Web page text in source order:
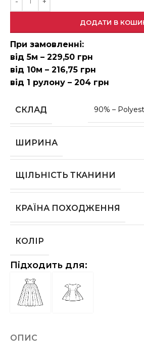
ДОДАТИ В
При замовленні:
від 5м – 229,50 грн
від 10м – 216,75 грн
від 1 рулону – 204 грн
СКЛАД 90% –
ШИРИНА
ЩІЛЬНІСТЬ ТКАНИНИ
КРАЇНА ПОХОДЖЕННЯ
КОЛІР
Підходить для:
ОПИС